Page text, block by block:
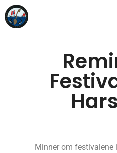
Minner om festivalene